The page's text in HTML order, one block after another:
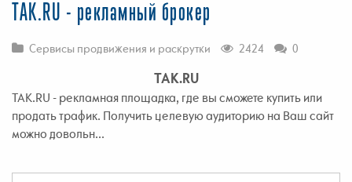
TAK.RU - рекламный брокер
Сервисы продвижения и раскрутки 2424 0
TAK.RU
TAK.RU - рекламная площадка, где вы сможете купить или
продать трафик. Получить целевую аудиторию на Ваш сайт
можно довольн...